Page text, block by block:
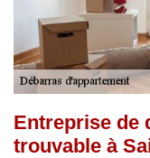
Entreprise de
trouvable à